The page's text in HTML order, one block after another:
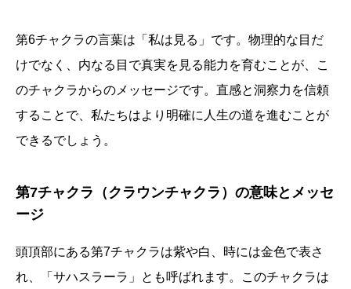
第6チャクラの言葉は「私は見る」です。物理的な目だ
けでなく、内なる目で真実を見る能力を育むことが、こ
のチャクラからのメッセージです。直感と洞察力を信頼
することで、私たちはより明確に人生の道を進むことが
できるでしょう。
第7チャクラ（クラウンチャクラ）の意味とメッセ
ージ
頭頂部にある第7チャクラは紫や白、時には金色で表さ
れ、「サハスラーラ」とも呼ばれます。このチャクラは